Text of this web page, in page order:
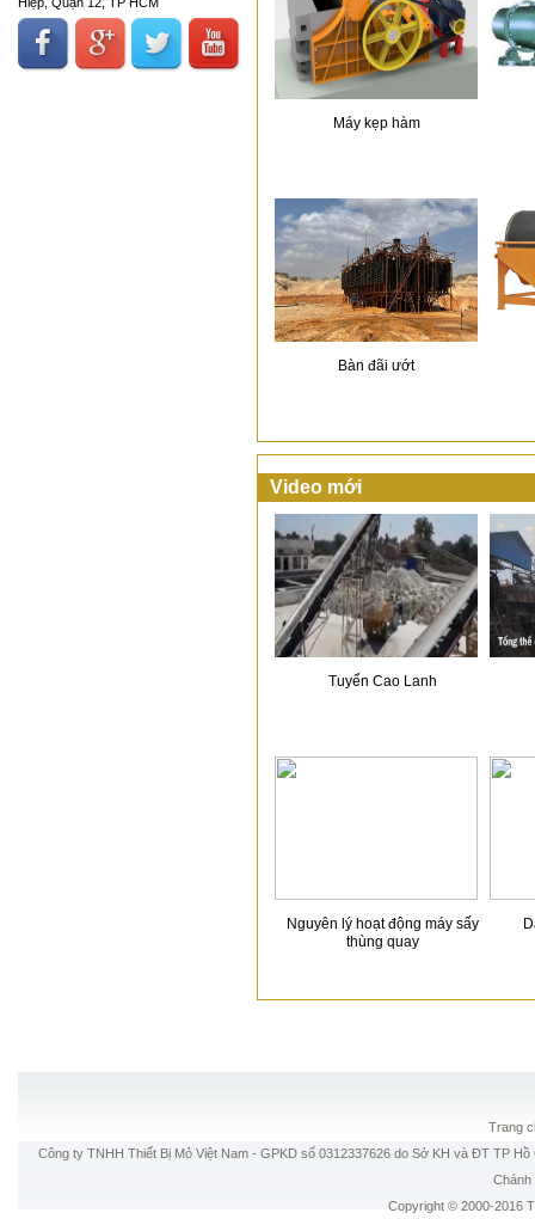
Máy kẹp hàm
Bàn đãi ướt
Video mới
Tuyển Cao Lanh
Nguyên lý hoạt động máy sấy
thùng quay
Trang
Công ty TNHH Thiết Bị Mỏ Việt Nam - GPKD số 0312337626 do Sở KH và ĐT TP
Chánh
Copyright © 2000-2016